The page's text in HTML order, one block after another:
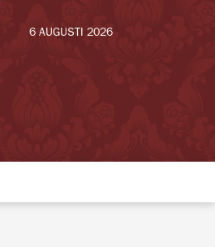
6 AUGUSTI 2026